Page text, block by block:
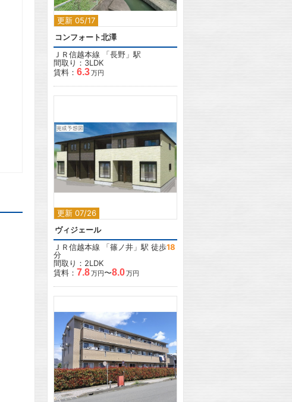
更新 05/17
コンフォート北澤
ＪＲ信越本線 「長野 」駅
間取り：3LDK
賃料： 6.3万円
更新 07/26
2
ヴィジェール
ＪＲ信越本線 「篠ノ井 」駅 徒歩18
分
間取り：2LDK
賃料： 7.8万円〜8.0万円
2